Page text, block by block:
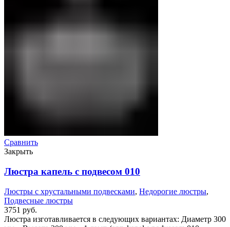
Сравнить
Закрыть
Люстра капель с подвесом 010
Люстры с хрустальными подвесками, Недорогие люстры,
Подвесные люстры
3751 руб.
Люстра изготавливается в следующих вариантах: Диаметр 300